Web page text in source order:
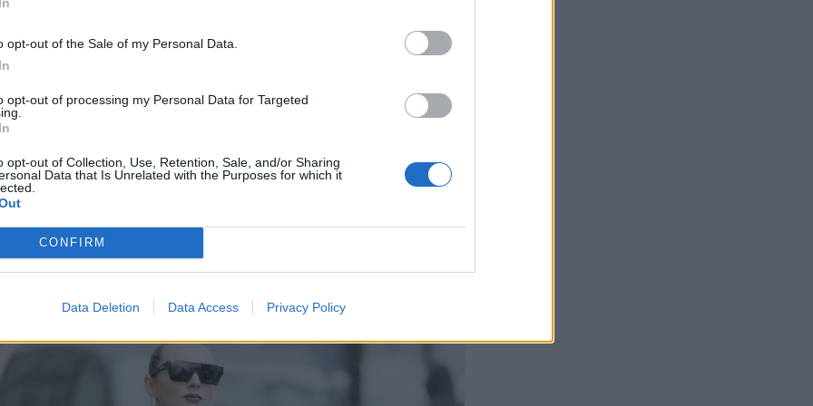
opt-out of the Sale of my Personal Data.
opt-out of processing my Personal Data for Targeted
opt-out of Collection, Use, Retention, Sale, and/or Sharing
Data that Is Unrelated with the Purposes for which it
CONFIRM
Data Deletion Data Access Privacy Policy
του 2024 οιτάσειςμας προσφόρες πολλές νέες
για να υιοθετήσουμε αυτή ακριβώς που μας ταιριάζει, με
ζεστά υφάσματα και τις ανατρεπτικές γραμμές να
τόσο την εμφάνισή μας, όσο και το mood μας.